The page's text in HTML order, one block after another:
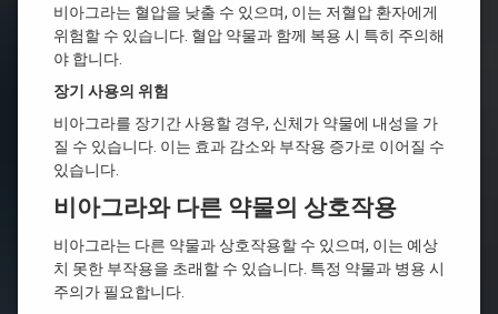
비아그라는 혈압을 낮출 수 있으며, 이는 저혈압 환자에게
위험할 수 있습니다. 혈압 약물과 함께 복용 시 특히 주의해
야 합니다.
장기 사용의 위험
비아그라를 장기간 사용할 경우, 신체가 약물에 내성을 가
질 수 있습니다. 이는 효과 감소와 부작용 증가로 이어질 수
있습니다.
비아그라와 다른 약물의 상호작용
비아그라는 다른 약물과 상호작용할 수 있으며, 이는 예상
치 못한 부작용을 초래할 수 있습니다. 특정 약물과 병용 시
주의가 필요합니다.